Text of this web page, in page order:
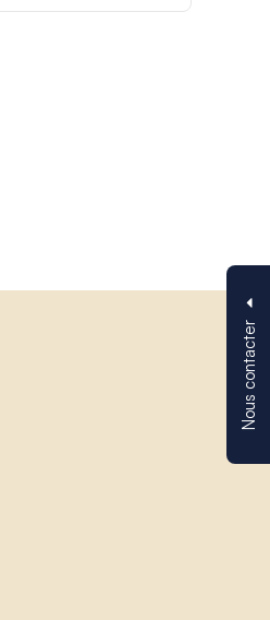
Nous contacter